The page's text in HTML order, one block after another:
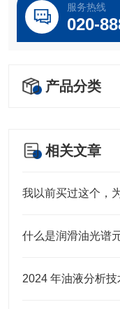
服务热线
020-
产品分类
相关文章
我以前买过这个，
什么是润滑油光谱
2024 年油液分析技